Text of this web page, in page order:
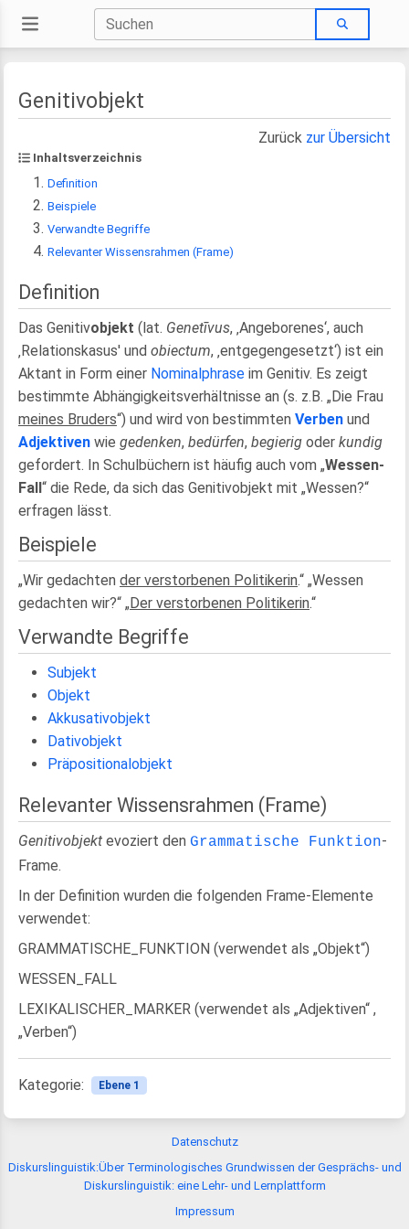
Genitivobjekt
Zurück zur Übersicht
Inhaltsverzeichnis
Definition
Beispiele
Verwandte Begriffe
Relevanter Wissensrahmen (Frame)
Definition
Das Genitivobjekt (lat. Genetīvus, ‚Angeborenes‘, auch
‚Relationskasus' und obiectum, ‚entgegengesetzt‘) ist ein
Aktant in Form einer Nominalphrase im Genitiv. Es zeigt
bestimmte Abhängigkeitsverhältnisse an (s. z.B. „Die Frau
meines Bruders“) und wird von bestimmten Verben und
Adjektiven wie gedenken, bedürfen, begierig oder kundig
gefordert. In Schulbüchern ist häufig auch vom „Wessen-
Fall “ die Rede, da sich das Genitivobjekt mit „Wessen?“
erfragen lässt.
Beispiele
„Wir gedachten der verstorbenen Politikerin.“ „Wessen
gedachten wir?“ „ Der verstorbenen Politikerin.“
Verwandte Begriffe
Subjekt
Objekt
Akkusativobjekt
Dativobjekt
Präpositionalobjekt
Relevanter Wissensrahmen (Frame)
Genitivobjekt evoziert den Grammatische Funktion-
Frame.
In der Definition wurden die folgenden Frame-Elemente
verwendet:
GRAMMATISCHE_FUNKTION (verwendet als „Objekt“)
WESSEN_FALL
LEXIKALISCHER_MARKER (verwendet als „Adjektiven“ ,
„Verben“)
Kategorie: Ebene 1
Datenschutz
Diskurslinguistik:Über Terminologisches Grundwissen der Gesprächs- und
Diskurslinguistik: eine Lehr- und Lernplattform
Impressum